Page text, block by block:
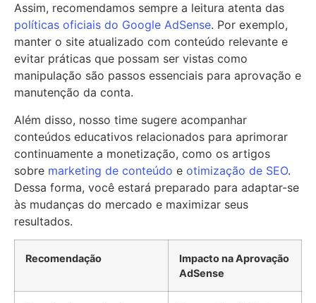
Assim, recomendamos sempre a leitura atenta das
políticas oficiais do Google AdSense. Por exemplo,
manter o site atualizado com conteúdo relevante e
evitar práticas que possam ser vistas como
manipulação são passos essenciais para aprovação e
manutenção da conta.
Além disso, nosso time sugere acompanhar
conteúdos educativos relacionados para aprimorar
continuamente a monetização, como os artigos
sobre marketing de conteúdo e otimização de SEO.
Dessa forma, você estará preparado para adaptar-se
às mudanças do mercado e maximizar seus
resultados.
Recomendação
Impacto na Aprovação
AdSense